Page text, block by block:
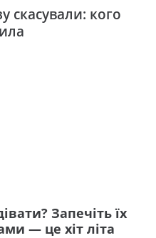
скасували: кого
Запечіть їх
— це хіт літа